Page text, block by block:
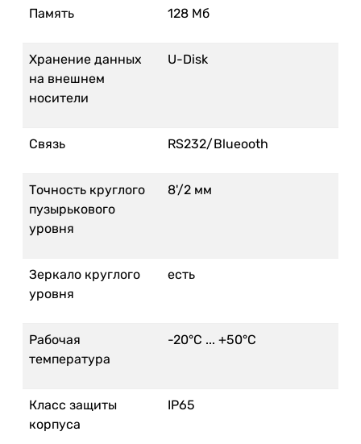
Память 128 Мб
Хранение данных
на внешнем
носители
U-Disk
Связь RS232/Blueooth
Точность круглого
пузырькового
уровня
8'/2 мм
Зеркало круглого
уровня
есть
Рабочая
температура
-20°C ... +50°С
Класс защиты
корпуса
IP65